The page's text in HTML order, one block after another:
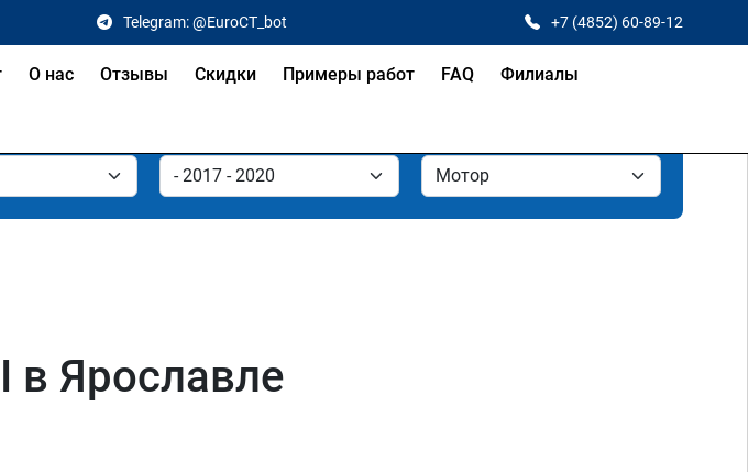
Telegram: @EuroCT_bot +7 (4852) 60-89-12
О нас Отзывы Скидки Примеры работ FAQ Филиалы
в Ярославле